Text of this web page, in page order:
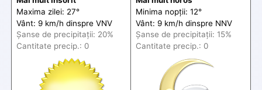
Maxima zilei: 27°
Vânt: 9 km/h dinspre VNV
Șanse de precipitații: 20%
Cantitate precip.: 0
Minima nopții: 12°
Vânt: 9 km/h dinspre NNV
Șanse de precipitații: 15%
Cantitate precip.: 0